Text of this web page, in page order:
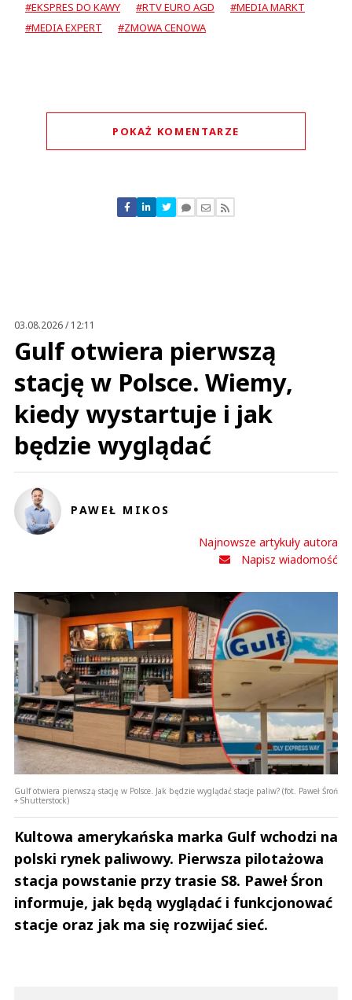
#EKSPRES DO KAWY #RTV EURO AGD
#MEDIA MARKT
#MEDIA EXPERT
#ZMOWA CENOWA
POKAŻ KOMENTARZE
Nie znaleziono komentarzy
Zostaw swoje komentarze
03.08.2026 / 12:11
Gulf otwiera pierwszą
stację w Polsce. Wiemy,
kiedy wystartuje i jak
będzie wyglądać
PAWEŁ MIKOS
Najnowsze artykuły autora
Napisz wiadomość
Gulf otwiera pierwszą stację w Polsce. Jak będzie wyglądać stacje paliw? (fot. Paweł Śroń
+ Shutterstock)
Kultowa amerykańska marka Gulf wchodzi na
polski rynek paliwowy. Pierwsza pilotażowa
stacja powstanie przy trasie S8. Paweł Śron
informuje, jak będą wyglądać i funkcjonować
stacje oraz jak ma się rozwijać sieć.